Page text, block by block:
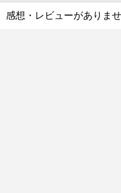
感想・レビューがありま